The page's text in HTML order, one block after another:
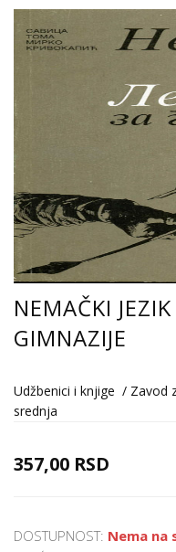
NEMAČKI
GIMNAZIJE
Udžbenici i knjige / Zavod
srednja
357,00 RSD
DOSTUPNOST: Nema na